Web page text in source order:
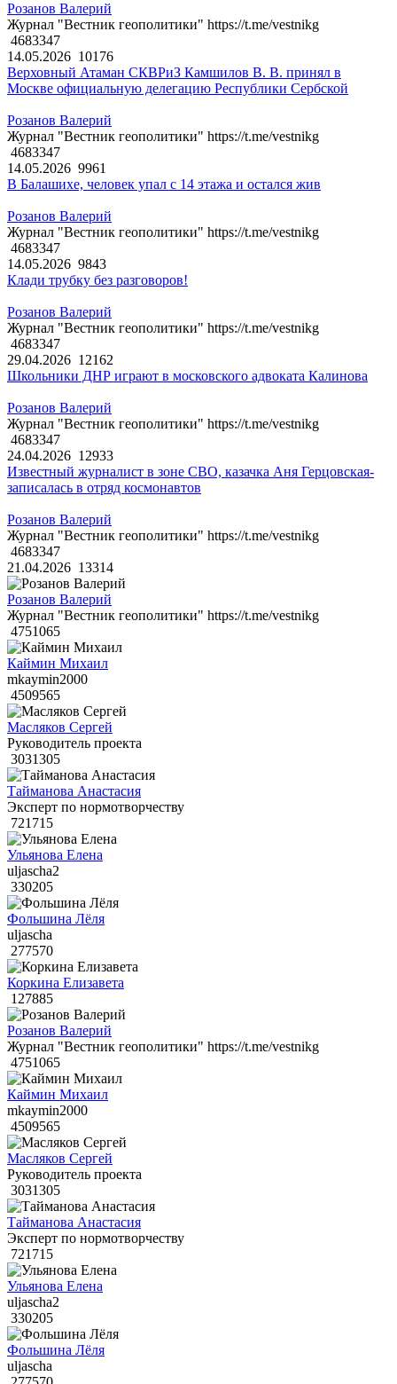
Розанов Валерий
Журнал "Вестник геополитики" https://t.me/vestnikg
4683347
14.05.2026 10176
Верховный Атаман СКВРиЗ Камшилов В. В. принял в
Москве официальную делегацию Республики Сербской
Розанов Валерий
Журнал "Вестник геополитики" https://t.me/vestnikg
4683347
14.05.2026 9961
В Балашихе, человек упал с 14 этажа и остался жив
Розанов Валерий
Журнал "Вестник геополитики" https://t.me/vestnikg
4683347
14.05.2026 9843
Клади трубку без разговоров!
Розанов Валерий
Журнал "Вестник геополитики" https://t.me/vestnikg
4683347
29.04.2026 12162
Школьники ДНР играют в московского адвоката Калинова
Розанов Валерий
Журнал "Вестник геополитики" https://t.me/vestnikg
4683347
24.04.2026 12933
Известный журналист в зоне СВО, казачка Аня Герцовская-
записалась в отряд космонавтов
Розанов Валерий
Журнал "Вестник геополитики" https://t.me/vestnikg
4683347
21.04.2026 13314
Розанов Валерий
Журнал "Вестник геополитики" https://t.me/vestnikg
4751065
Каймин Михаил
mkaymin2000
4509565
Масляков Сергей
Руководитель проекта
3031305
Тайманова Анастасия
Эксперт по нормотворчеству
721715
Ульянова Елена
uljascha2
330205
Фольшина Лёля
uljascha
277570
Коркина Елизавета
127885
Розанов Валерий
Журнал "Вестник геополитики" https://t.me/vestnikg
4751065
Каймин Михаил
mkaymin2000
4509565
Масляков Сергей
Руководитель проекта
3031305
Тайманова Анастасия
Эксперт по нормотворчеству
721715
Ульянова Елена
uljascha2
330205
Фольшина Лёля
uljascha